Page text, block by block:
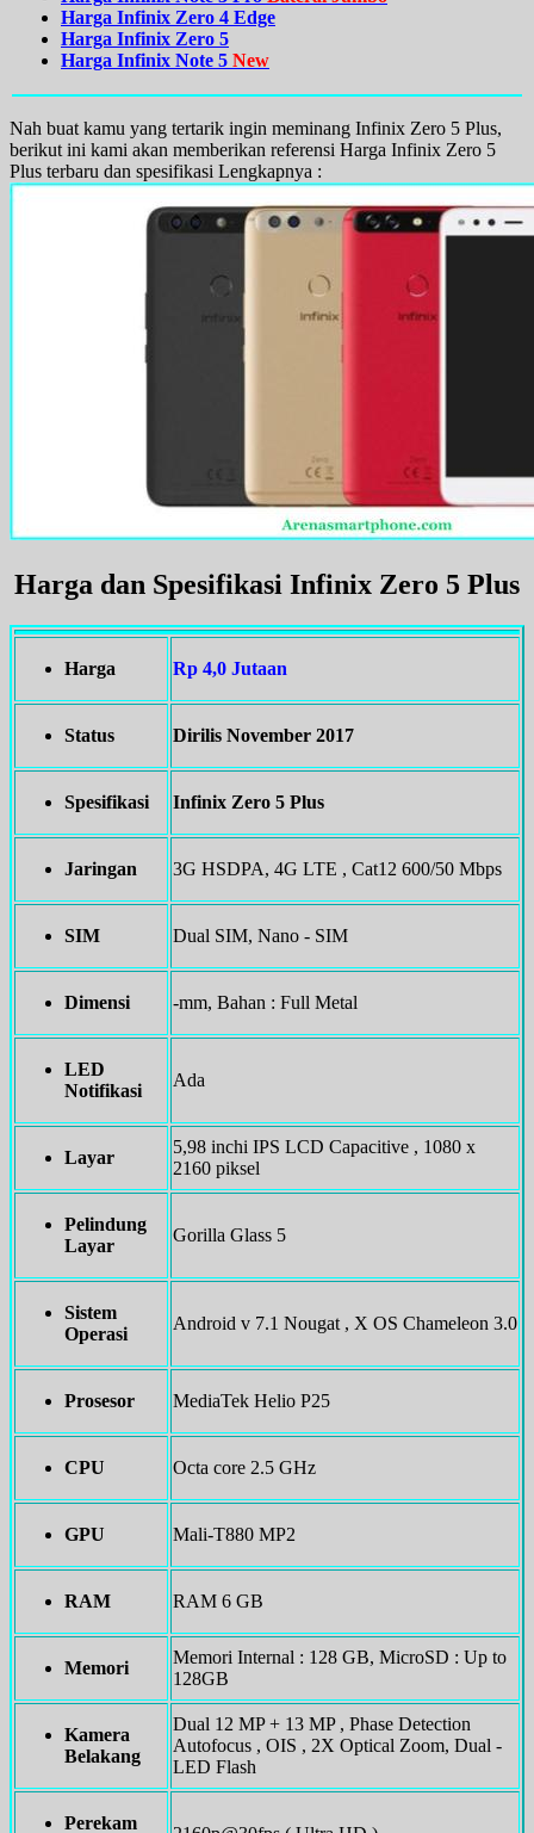
Harga Infinix Zero 4 Edge
Harga Infinix Zero 5
Harga Infinix Note 5 New
Nah buat kamu yang tertarik ingin meminang Infinix Zero 5 Plus,
berikut ini kami akan memberikan referensi Harga Infinix Zero 5
Plus terbaru dan spesifikasi Lengkapnya :
Harga dan Spesifikasi Infinix Zero 5 Plus
Harga Rp 4,0 Jutaan
Status Dirilis November 2017
Spesifikasi Infinix Zero 5 Plus
Jaringan 3G HSDPA, 4G LTE , Cat12 600/50 Mbps
SIM Dual SIM, Nano - SIM
Dimensi -mm, Bahan : Full Metal
LED
Notifikasi
Ada
Layar
5,98 inchi IPS LCD Capacitive , 1080 x
2160 piksel
Pelindung
Layar
Gorilla Glass 5
Sistem
Operasi
Android v 7.1 Nougat , X OS Chameleon 3.0
Prosesor MediaTek Helio P25
CPU Octa core 2.5 GHz
GPU Mali-T880 MP2
RAM RAM 6 GB
Memori
Memori Internal : 128 GB, MicroSD : Up to
128GB
Kamera
Belakang
Dual 12 MP + 13 MP , Phase Detection
Autofocus , OIS , 2X Optical Zoom, Dual -
LED Flash
Perekam